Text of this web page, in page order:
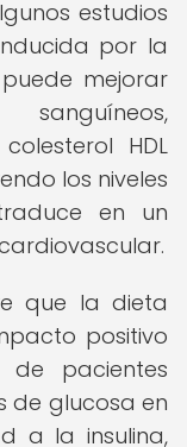
estudios
por la
mejorar
HDL
los niveles
en un
que la dieta
positivo
pacientes
de glucosa en
a la insulina,